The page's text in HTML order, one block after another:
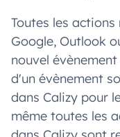
Toutes les
Google, Outlook
nouvel
d'un évènement
dans Calizy pour
même toutes les